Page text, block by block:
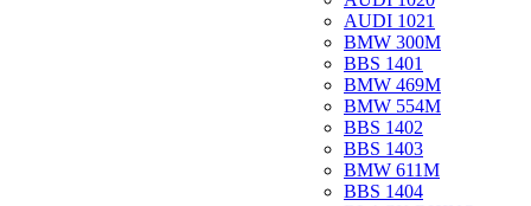
AUDI 1021
BMW 300M
BBS 1401
BMW 469M
BMW 554M
BBS 1402
BBS 1403
BMW 611M
BBS 1404